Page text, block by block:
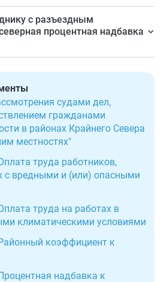
отработанные в районах
к нему
помножить на
территории районный
с разъездным
процентная надбавка
в районах Крайнего Севера
территориях.
судами дел,
гражданами
в районах Крайнего Севера
местностях"
труда работников,
с вредными и (или) опасными
труда на работах в
климатическими условиями
коэффициент к
надбавка к